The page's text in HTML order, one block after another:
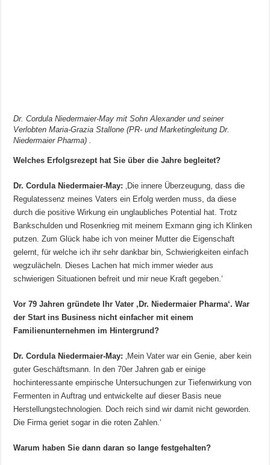
Dr. Cordula Niedermaier-May mit Sohn Alexander und seiner
Verlobten Maria-Grazia Stallone (PR- und Marketingleitung Dr.
Niedermaier Pharma) .
Welches Erfolgsrezept hat Sie über die Jahre begleitet?
Dr. Cordula Niedermaier-May: ‚Die innere Überzeugung, dass die
Regulatessenz meines Vaters ein Erfolg werden muss, da diese
durch die positive Wirkung ein unglaubliches Potential hat. Trotz
Bankschulden und Rosenkrieg mit meinem Exmann ging ich Klinken
putzen. Zum Glück habe ich von meiner Mutter die Eigenschaft
gelernt, für welche ich ihr sehr dankbar bin, Schwierigkeiten einfach
wegzulächeln. Dieses Lachen hat mich immer wieder aus
schwierigen Situationen befreit und mir neue Kraft gegeben.‘
Vor 79 Jahren gründete Ihr Vater ‚Dr. Niedermaier Pharma‘. War
der Start ins Business nicht einfacher mit einem
Familienunternehmen im Hintergrund?
Dr. Cordula Niedermaier-May: ‚Mein Vater war ein Genie, aber kein
guter Geschäftsmann. In den 70er Jahren gab er einige
hochinteressante empirische Untersuchungen zur Tiefenwirkung von
Fermenten in Auftrag und entwickelte auf dieser Basis neue
Herstellungstechnologien. Doch reich sind wir damit nicht geworden.
Die Firma geriet sogar in die roten Zahlen.‘
Warum haben Sie dann daran so lange festgehalten?